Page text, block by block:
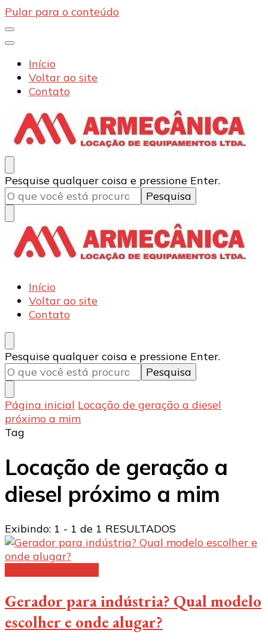
Pular para o conteúdo
Início
Voltar ao site
Contato
Armecânica
Blog
Procurando
algo?
Pesquise qualquer coisa e pressione Enter.
Armecânica
Blog
Início
Voltar ao site
Contato
Procurando
algo?
Pesquise qualquer coisa e pressione Enter.
Página inicial Locação de geração a diesel
próximo a mim
Tag
Locação de geração a
diesel próximo a mim
Exibindo: 1 - 1 de 1 RESULTADOS
Gerador para indústria? Qual modelo
escolher e onde alugar?